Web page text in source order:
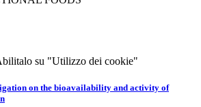
su "Utilizzo dei cookie"
on the bioavailability and activity of